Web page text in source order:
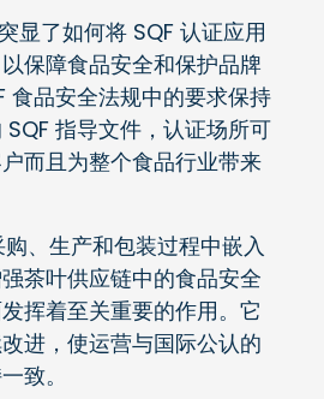
显了如何将 SQF 认证应用
保障食品安全和保护品牌
食品安全法规中的要求保持
指导文件，认证场所可
而且为整个食品行业带来
、生产和包装过程中嵌入
茶叶供应链中的食品安全
挥着至关重要的作用。它
进，使运营与国际公认的
致。